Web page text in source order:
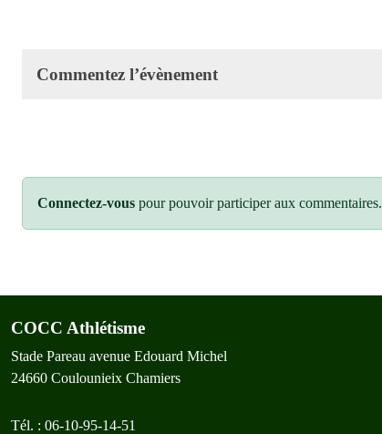
Commentez l’évènement
Connectez-vous pour pouvoir participer aux commentaires.
COCC Athlétisme
Stade Pareau avenue Edouard Michel
24660 Coulounieix Chamiers
Tél. : 06-10-95-14-51